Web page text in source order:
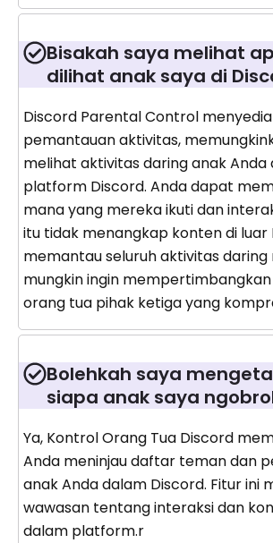
Bisakah saya melihat
dilihat anak saya di
Discord Parental Control
pemantauan aktivitas,
melihat aktivitas daring anak Anda
platform Discord. Anda dapat
mana yang mereka ikuti dan
itu tidak menangkap konten di luar
memantau seluruh aktivitas daring
mungkin ingin
orang tua pihak ketiga yang
Bolehkah saya
siapa anak saya
Ya, Kontrol Orang Tua Discord
Anda meninjau daftar teman dan
anak Anda dalam Discord. Fitur ini
wawasan tentang interaksi dan
dalam platform.r